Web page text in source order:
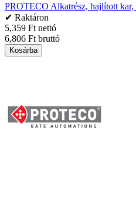
PROTECO Alkatrész, hajlított
✔ Raktáron
5,359 Ft nettó
6,806 Ft bruttó
Kosárba